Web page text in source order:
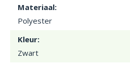
Materiaal:
Polyester
Kleur:
Zwart